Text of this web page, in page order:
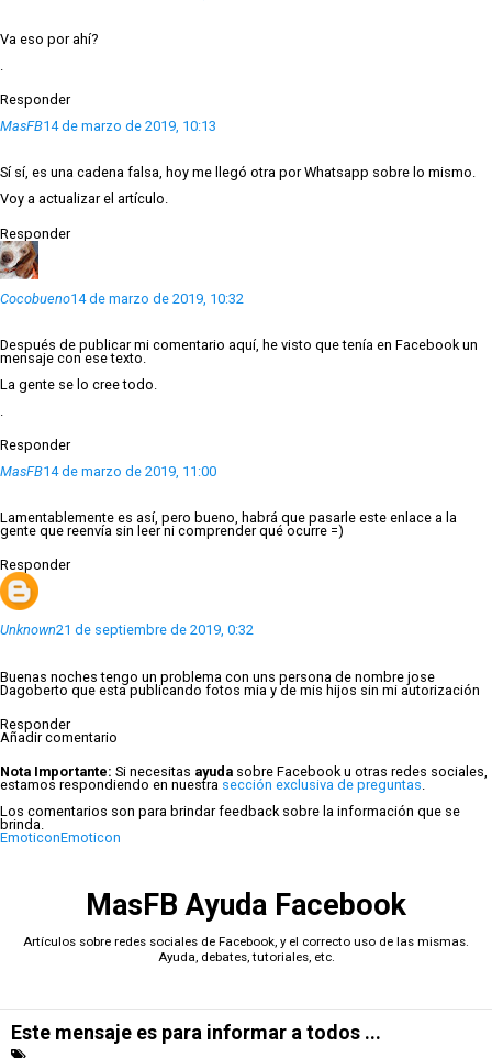
Va eso por ahí?
.
Responder
MasFB14 de marzo de 2019, 10:13
Sí sí, es una cadena falsa, hoy me llegó otra por Whatsapp sobre lo mismo.
Voy a actualizar el artículo.
Responder
Cocobueno14 de marzo de 2019, 10:32
Después de publicar mi comentario aquí, he visto que tenía en Facebook un
mensaje con ese texto.
La gente se lo cree todo.
Responder
MasFB14 de marzo de 2019, 11:00
Lamentablemente es así, pero bueno, habrá que pasarle este enlace a la
gente que reenvía sin leer ni comprender qué ocurre =)
Responder
Unknown21 de septiembre de 2019, 0:32
Buenas noches tengo un problema con uns persona de nombre jose
Dagoberto que esta publicando fotos mia y de mis hijos sin mi autorización
Responder
Añadir comentario
Nota Importante: Si necesitas ayuda sobre Facebook u otras redes sociales,
estamos respondiendo en nuestra sección exclusiva de preguntas
Los comentarios son para brindar feedback sobre la información que se
brinda.
EmoticonEmoticon